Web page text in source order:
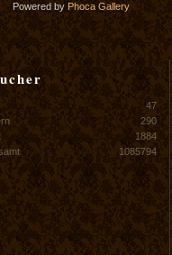
Powered by Phoca Gallery
47
290
1884
1085794